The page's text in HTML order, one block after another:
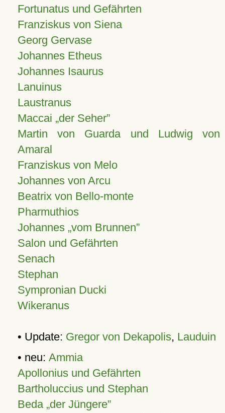
Fortunatus und Gefährten
Franziskus von Siena
Georg Gervase
Johannes Etheus
Johannes Isaurus
Lanuinus
Laustranus
Maccai „der Seher”
Martin von Guarda und Ludwig von
Amaral
Franziskus von Melo
Johannes von Arcu
Beatrix von Bello-monte
Pharmuthios
Johannes vom Brunnen
Salon und Gefährten
Senach
Stephan
Sympronian Ducki
Wikeranus
• Update: Gregor von Dekapolis, Lauduin
• neu: Ammia
Apollonius und Gefährten
Bartholuccius und Stephan
Beda „der Jüngere”